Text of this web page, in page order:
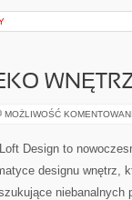
MOŻLIWOŚĆ
Design to
designu wnętrz,
niebanalnych